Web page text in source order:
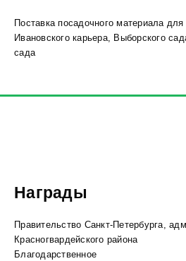
Поставка посадочного материала
Ивановского карьера, Выборского
сада
Награды
Правительство Санкт-Петербурга,
Красногвардейского района
Благодарственное